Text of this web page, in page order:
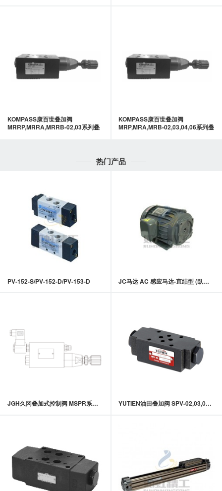
KOMPASS康百世叠加阀
MRRP,MRRA,MRRB-02,03系列叠
KOMPASS康百世叠加阀
MRP,MRA,MRB-02,03,04,06系列叠
热门产品
PV-152-S/PV-152-D/PV-153-D JC马达 AC 感应马达-直结型 (臥式)\1A (心轴12mm 键4mm)
JGH久冈叠加式控制阀 MSPR系列叠加式电控減压阀 YUTIEN油田叠加阀 SPV-02,03,04,05系列叠加式引导单向阀